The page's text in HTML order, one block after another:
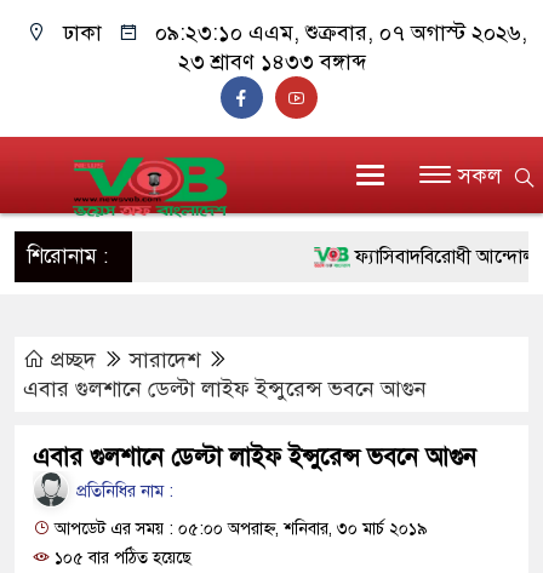
ঢাকা ০৯:২৩:১০ এএম, শুক্রবার, ০৭ অগাস্ট ২০২৬,
২৩ শ্রাবণ ১৪৩৩ বঙ্গাব্দ
সকল
শিরোনাম : ফ্যাসিবাদবিরোধী আন্দোলনে
উদ্ধার
প্রচ্ছদ
সারাদেশ
এবার গুলশানে ডেল্টা লাইফ ইন্সুরেন্স ভবনে আগুন
এবার গুলশানে ডেল্টা লাইফ ইন্সুরেন্স ভবনে আগুন
প্রতিনিধির নাম :
আপডেট এর সময় : ০৫:০০ অপরাহ্ন, শনিবার, ৩০ মার্চ ২০১৯
১০৫ বার পঠিত হয়েছে